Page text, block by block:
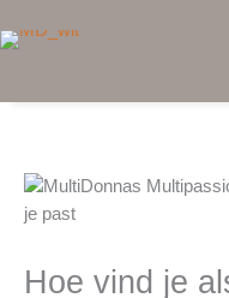
naar
Hoe vind je